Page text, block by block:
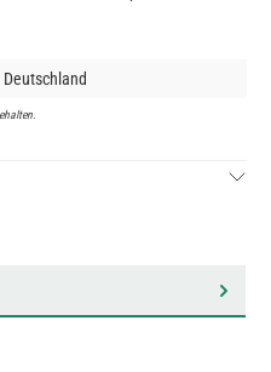
Deutschland